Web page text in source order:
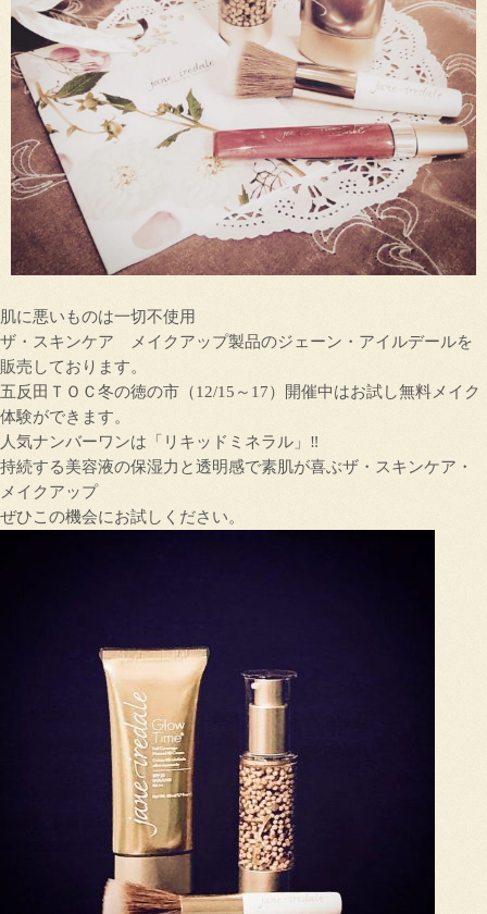
肌に悪いものは一切不使用
ザ・スキンケア メイクアップ製品のジェーン・アイルデールを
販売しております。
五反田ＴＯＣ冬の徳の市（12/15～17）開催中はお試し無料メイク
体験ができます。
人気ナンバーワンは「リキッドミネラル」‼
持続する美容液の保湿力と透明感で素肌が喜ぶザ・スキンケア・
メイクアップ
ぜひこの機会にお試しください。